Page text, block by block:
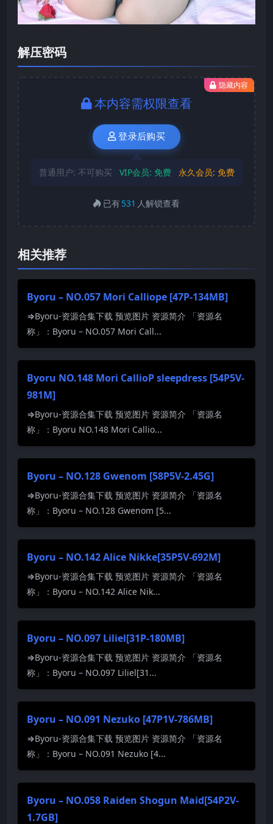
解压密码
隐藏内容
本内容需权限查看
登录后购买
普通用户: 不可购买 VIP会员: 免费 永久会员: 免费
已有531 人解锁查看
相关推荐
Byoru – NO.057 Mori Calliope [47P-134MB]
⇒Byoru-资源合集下载 预览图片 资源简介 「资源名
称」：Byoru – NO.057 Mori Call...
Byoru NO.148 Mori CallioP sleepdress [54P5V-
981M]
⇒Byoru-资源合集下载 预览图片 资源简介 「资源名
称」：Byoru NO.148 Mori Callio...
Byoru – NO.128 Gwenom [58P5V-2.45G]
⇒Byoru-资源合集下载 预览图片 资源简介 「资源名
称」：Byoru – NO.128 Gwenom [5...
Byoru – NO.142 Alice Nikke[35P5V-692M]
⇒Byoru-资源合集下载 预览图片 资源简介 「资源名
称」：Byoru – NO.142 Alice Nik...
Byoru – NO.097 Liliel[31P-180MB]
⇒Byoru-资源合集下载 预览图片 资源简介 「资源名
称」：Byoru – NO.097 Liliel[31...
Byoru – NO.091 Nezuko [47P1V-786MB]
⇒Byoru-资源合集下载 预览图片 资源简介 「资源名
称」：Byoru – NO.091 Nezuko [4...
Byoru – NO.058 Raiden Shogun Maid[54P2V-
1.7GB]